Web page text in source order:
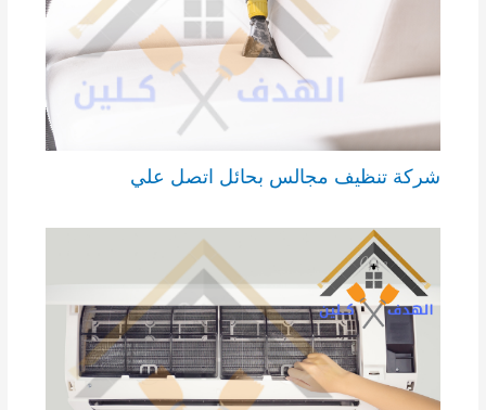
شركة تنظيف مجالس بحائل اتصل علي